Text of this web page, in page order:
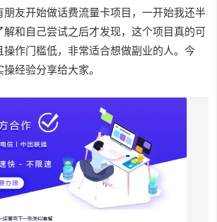
朋友开始做话费流量卡项目，一开始我还半
解和自己尝试之后才发现，这个项目真的可
操作门槛低，非常适合想做副业的人。今
经验分享给大家。